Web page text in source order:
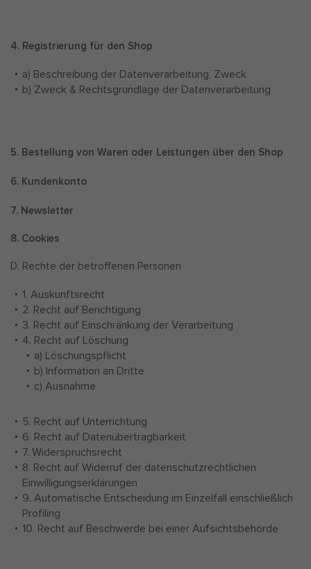
4. Registrierung für den Shop
a) Beschreibung der Datenverarbeitung, Zweck
b) Zweck & Rechtsgrundlage der Datenverarbeitung
5. Bestellung von Waren oder Leistungen über den Shop
6. Kundenkonto
7. Newsletter
8. Cookies
D. Rechte der betroffenen Personen
1. Auskunftsrecht
2. Recht auf Berichtigung
3. Recht auf Einschränkung der Verarbeitung
4. Recht auf Löschung
a) Löschungspflicht
b) Information an Dritte
c) Ausnahme
5. Recht auf Unterrichtung
6. Recht auf Datenübertragbarkeit
7. Widerspruchsrecht
8. Recht auf Widerruf der datenschutzrechtlichen
Einwilligungserklärungen
9. Automatische Entscheidung im Einzelfall einschließlich
Profiling
10. Recht auf Beschwerde bei einer Aufsichtsbehörde